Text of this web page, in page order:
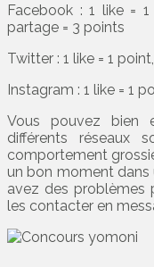
Facebook : 1 like =
partage = 3 points
Twitter : 1 like = 1
Instagram : 1 like = 1
Vous pouvez bien
différents réseaux
comportement
un bon moment dans
avez des problèmes
les contacter en